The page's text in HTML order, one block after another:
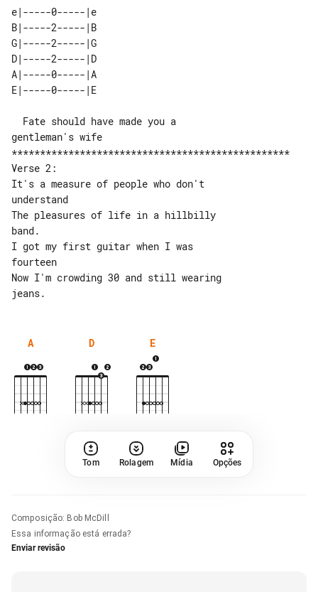
e|-----0-----|e
B|-----2-----|B
G|-----2-----|G
D|-----2-----|D
A|-----0-----|A
gentleman's wife
*************************************************
Verse 2:
It's a measure of people who don't
understand
The pleasures of life in a hillbilly
band.
I got my first guitar when I was
fourteen
Now I'm crowding 30 and still wearing
A D E
Tom Rolagem Mídia Opções
Composição: Bob McDill
Essa informação está errada?
Enviar revisão